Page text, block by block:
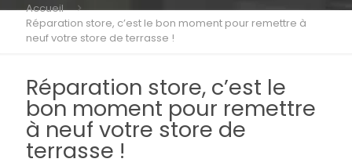
Accueil
Réparation store, c’est le bon moment pour remettre à
neuf votre store de terrasse !
Réparation store, c’est le
bon moment pour remettre
à neuf votre store de
terrasse !